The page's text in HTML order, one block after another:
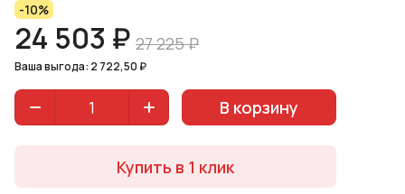
позволит собрать гармоничный спальный
уголок. Подматрасный настил в комплекте. От пола
до царги 21 см, 18 см высота царги, высота изножья 40
комплект поставки, а приобретается отдельно.
Размер спального места 120Х200 см.
-10%
24 503 ₽ 27 225 ₽
Ваша выгода: 2 722,50 ₽
В корзину
Купить в 1 клик